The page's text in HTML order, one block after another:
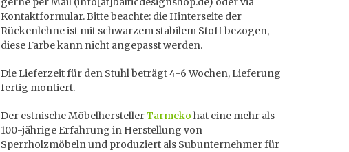
Kontaktformular. Bitte beachte: die Hinterseite der
Rückenlehne ist mit schwarzem stabilem Stoff bezogen,
diese Farbe kann nicht angepasst werden.
Die Lieferzeit für den Stuhl beträgt 4-6 Wochen, Lieferung
fertig montiert.
Der estnische MöbelherstellerTarmeko hat eine mehr als
100-jährige Erfahrung in Herstellung von
Sperrholzmöbeln und produziert als Subunternehmer für